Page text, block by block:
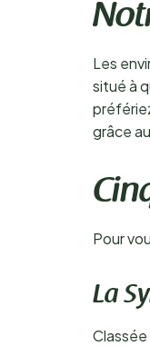
Les
situé à
grâce
Pour
La